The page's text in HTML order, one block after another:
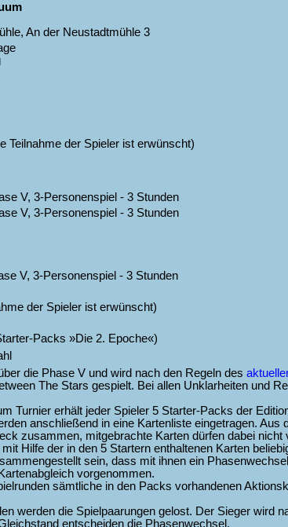
An der Neustadtmühle 3
Teilnahme der Spieler ist erwünscht)
V, 3-Personenspiel - 3 Stunden
V, 3-Personenspiel - 3 Stunden
V, 3-Personenspiel - 3 Stunden
der Spieler ist erwünscht)
Packs »Die 2. Epoche«)
die Phase V und wird nach den Regeln des
The Stars gespielt. Bei allen Unklarheiten und
Turnier erhält jeder Spieler 5 Starter-Packs der
anschließend in eine Kartenliste eingetragen. Aus
zusammen, mitgebrachte Karten dürfen dabei nicht
Hilfe der in den 5 Startern enthaltenen Karten
sein, dass mit ihnen ein
vorgenommen.
sämtliche in den Packs vorhandenen
werden die Spielpaarungen gelost. Der Sieger wird
entscheiden die Phasenwechsel.